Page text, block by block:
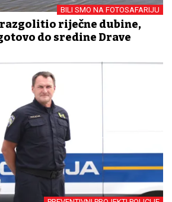
BILI SMO NA FOTOSAFARIJU
riječne dubine,
do sredine Drave